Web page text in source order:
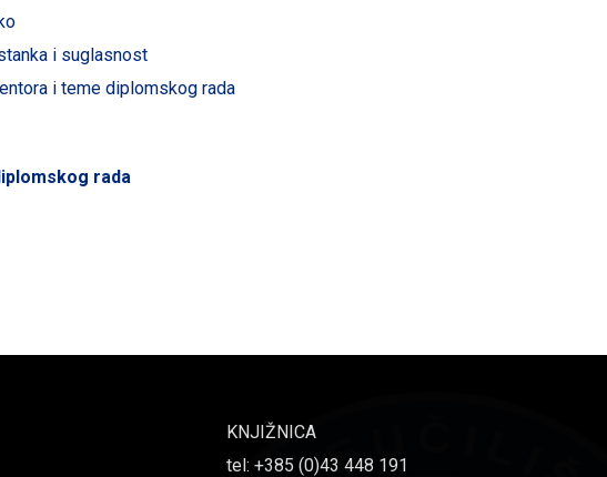
i suglasnost
i teme diplomskog rada
rada
KNJIŽNICA
tel: +385 (0)43 448 191